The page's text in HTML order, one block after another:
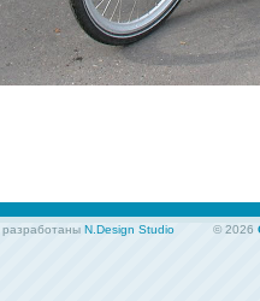
разработаны N.Design Studio © 2026